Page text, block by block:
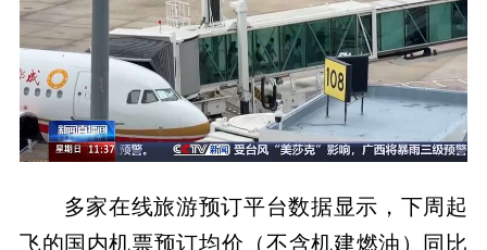
多家在线旅游预订平台数据显示，下周起
飞的国内机票预订均价（不含机建燃油）同比